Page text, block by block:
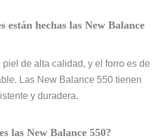
están hechas las New Balance
de alta calidad, y el forro es de
Las New Balance 550 tienen
y duradera.
las New Balance 550?